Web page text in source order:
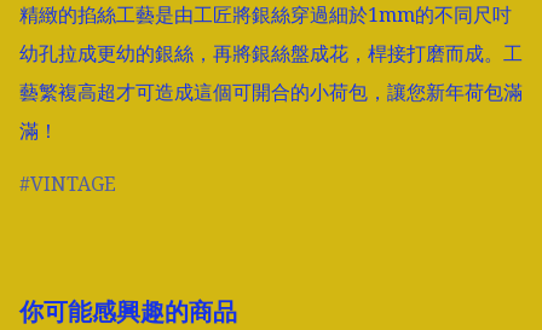
精緻的掐絲工藝是由工匠將銀絲穿過細於1mm的不同尺吋
幼孔拉成更幼的銀絲，再將銀絲盤成花，桿接打磨而成。工
藝繁複高超才可造成這個可開合的小荷包，讓您新年荷包滿
滿！
VINTAGE
你可能感興趣的商品